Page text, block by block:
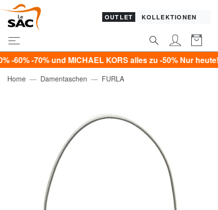
OUTLET KOLLEKTIONEN
-70% und MICHAEL KORS alles zu -50% Nur heute!*
Home Damentaschen FURLA